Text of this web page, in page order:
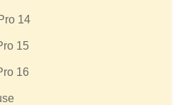
14
15
16